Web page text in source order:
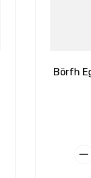
Börfh